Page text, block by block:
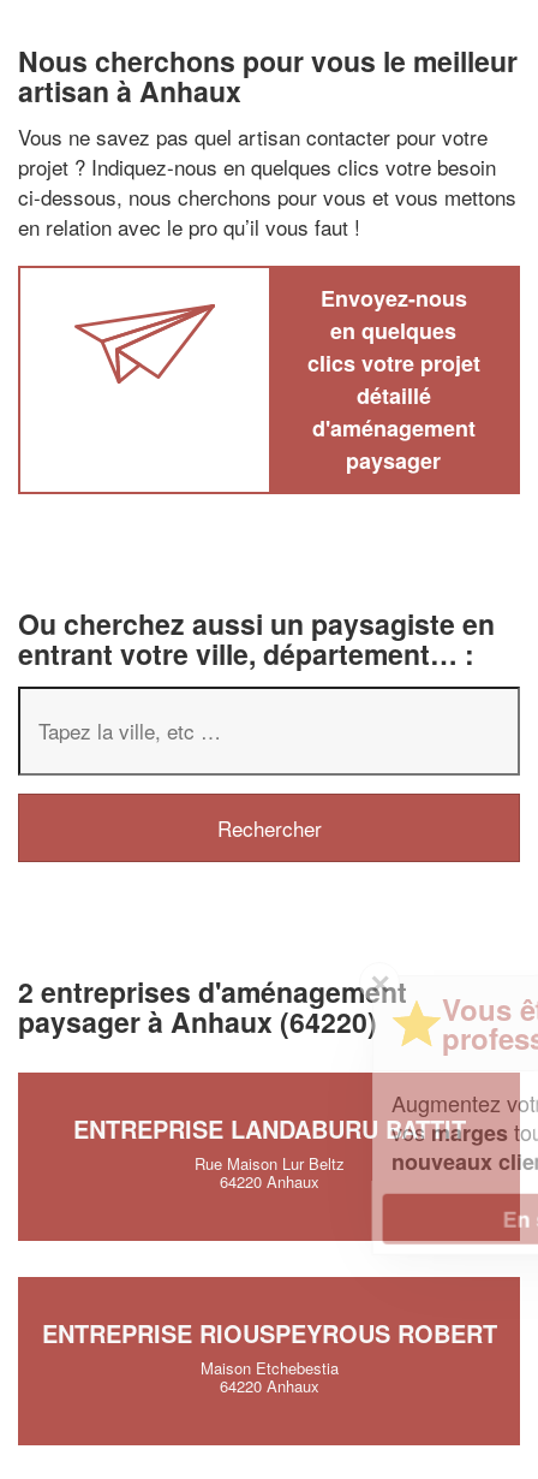
Nous cherchons pour vous le meilleur
artisan à Anhaux
Vous ne savez pas quel artisan contacter pour votre
projet ? Indiquez-nous en quelques clics votre besoin
ci-dessous, nous cherchons pour vous et vous mettons
en relation avec le pro qu’il vous faut !
Envoyez-nous
en quelques
clics votre projet
détaillé
d'aménagement
paysager
Ou cherchez aussi un paysagiste en
entrant votre ville, département… :
2 entreprises d'aménagement
paysager à Anhaux (64220)
ENTREPRISE LANDABURU BATTIT
Rue Maison Lur Beltz
64220 Anhaux
ENTREPRISE RIOUSPEYROUS ROBERT
Maison Etchebestia
64220 Anhaux
✕
Vous êtes un
professionnel ?
chiffre d'affaireset
vosmargestout en gagnant de
nouveaux clients!